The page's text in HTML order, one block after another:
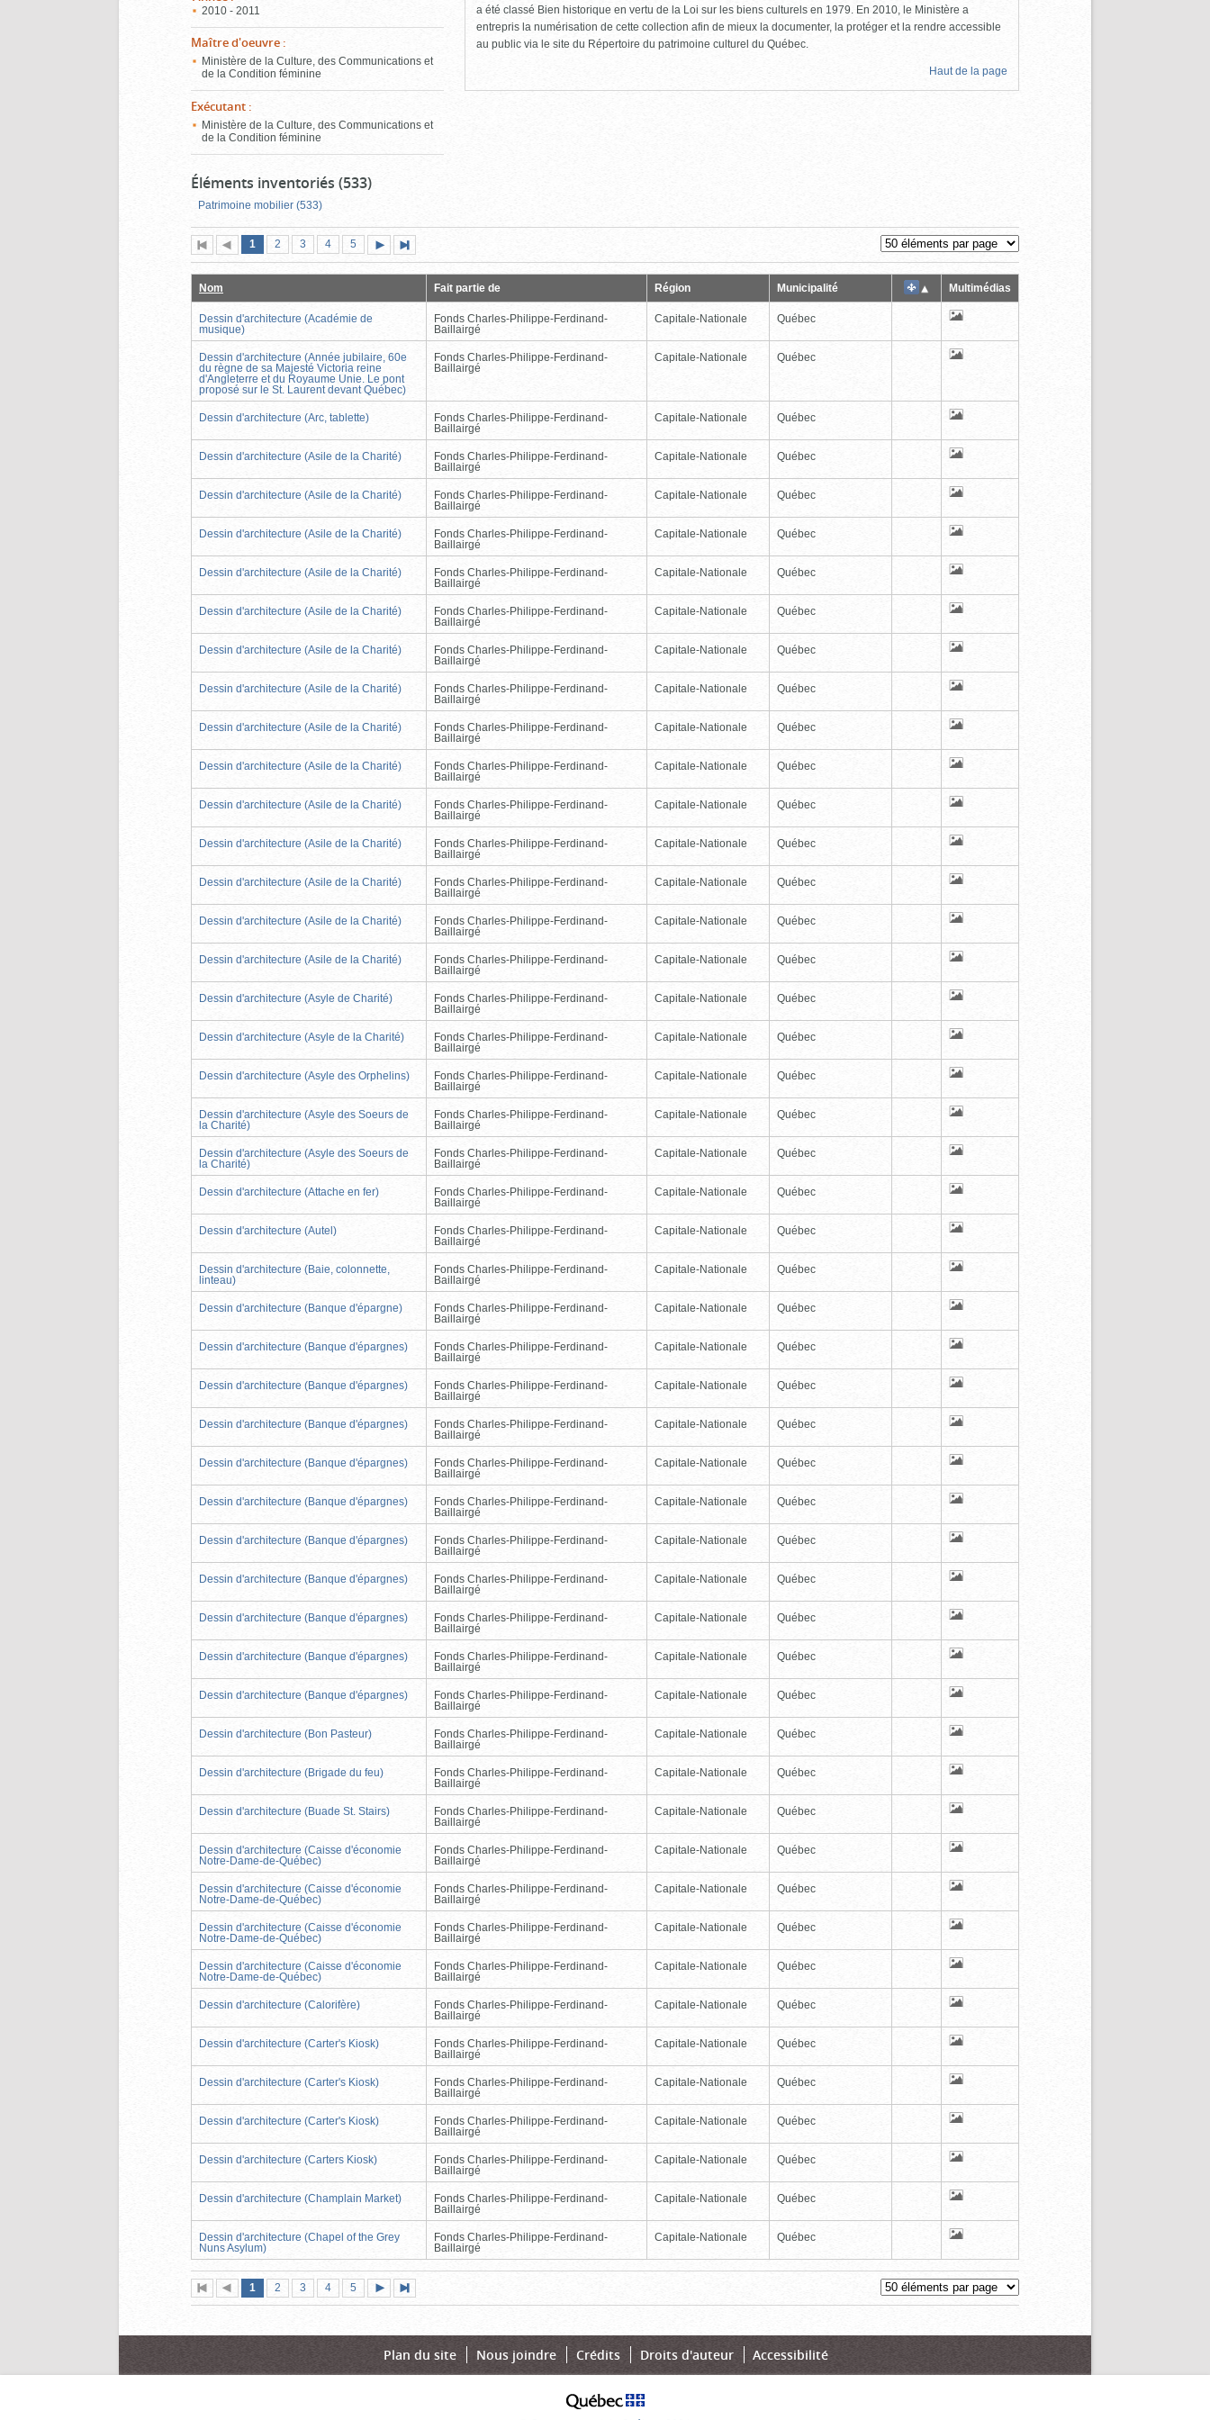
2010 - 2011
Maître d'oeuvre :
Ministère de la Culture, des Communications et
de la Condition féminine
Exécutant :
Ministère de la Culture, des Communications et
de la Condition féminine
a été classé Bien historique en vertu de la Loi sur les biens culturels en 1979. En 2010, le Ministère a
entrepris la numérisation de cette collection afin de mieux la documenter, la protéger et la rendre accessible
au public via le site du Répertoire du patrimoine culturel du Québec.
Haut de la page
Éléments inventoriés (533)
Patrimoine mobilier (533)
Première
page
Page
précédente
Page
1 (page
actuelle)
Page
2 Page
3 Page
4 Page
5
suivante
page
Nom Fait partie de Région Municipalité Multimédias
Dessin d'architecture (Académie de
musique)
Fonds Charles-Philippe-Ferdinand-
Baillairgé
Capitale-Nationale Québec
Dessin d'architecture (Année jubilaire, 60e
du règne de sa Majesté Victoria reine
d'Angleterre et du Royaume Unie. Le pont
proposé sur le St. Laurent devant Québec)
Fonds Charles-Philippe-Ferdinand-
Baillairgé
Capitale-Nationale Québec
Dessin d'architecture (Arc, tablette)
Fonds Charles-Philippe-Ferdinand-
Baillairgé
Capitale-Nationale Québec
Dessin d'architecture (Asile de la Charité)
Fonds Charles-Philippe-Ferdinand-
Baillairgé
Capitale-Nationale Québec
Dessin d'architecture (Asile de la Charité)
Fonds Charles-Philippe-Ferdinand-
Baillairgé
Capitale-Nationale Québec
Dessin d'architecture (Asile de la Charité)
Fonds Charles-Philippe-Ferdinand-
Baillairgé
Capitale-Nationale Québec
Dessin d'architecture (Asile de la Charité)
Fonds Charles-Philippe-Ferdinand-
Baillairgé
Capitale-Nationale Québec
Dessin d'architecture (Asile de la Charité)
Fonds Charles-Philippe-Ferdinand-
Baillairgé
Capitale-Nationale Québec
Dessin d'architecture (Asile de la Charité)
Fonds Charles-Philippe-Ferdinand-
Baillairgé
Capitale-Nationale Québec
Dessin d'architecture (Asile de la Charité)
Fonds Charles-Philippe-Ferdinand-
Baillairgé
Capitale-Nationale Québec
Dessin d'architecture (Asile de la Charité)
Fonds Charles-Philippe-Ferdinand-
Baillairgé
Capitale-Nationale Québec
Dessin d'architecture (Asile de la Charité)
Fonds Charles-Philippe-Ferdinand-
Baillairgé
Capitale-Nationale Québec
Dessin d'architecture (Asile de la Charité)
Fonds Charles-Philippe-Ferdinand-
Baillairgé
Capitale-Nationale Québec
Dessin d'architecture (Asile de la Charité)
Fonds Charles-Philippe-Ferdinand-
Baillairgé
Capitale-Nationale Québec
Dessin d'architecture (Asile de la Charité)
Fonds Charles-Philippe-Ferdinand-
Baillairgé
Capitale-Nationale Québec
Dessin d'architecture (Asile de la Charité)
Fonds Charles-Philippe-Ferdinand-
Baillairgé
Capitale-Nationale Québec
Dessin d'architecture (Asile de la Charité)
Fonds Charles-Philippe-Ferdinand-
Baillairgé
Capitale-Nationale Québec
Dessin d'architecture (Asyle de Charité)
Fonds Charles-Philippe-Ferdinand-
Baillairgé
Capitale-Nationale Québec
Dessin d'architecture (Asyle de la Charité)
Fonds Charles-Philippe-Ferdinand-
Baillairgé
Capitale-Nationale Québec
Dessin d'architecture (Asyle des Orphelins)
Fonds Charles-Philippe-Ferdinand-
Baillairgé
Capitale-Nationale Québec
Dessin d'architecture (Asyle des Soeurs de
la Charité)
Fonds Charles-Philippe-Ferdinand-
Baillairgé
Capitale-Nationale Québec
Dessin d'architecture (Asyle des Soeurs de
la Charité)
Fonds Charles-Philippe-Ferdinand-
Baillairgé
Capitale-Nationale Québec
Dessin d'architecture (Attache en fer)
Fonds Charles-Philippe-Ferdinand-
Baillairgé
Capitale-Nationale Québec
Dessin d'architecture (Autel)
Fonds Charles-Philippe-Ferdinand-
Baillairgé
Capitale-Nationale Québec
Dessin d'architecture (Baie, colonnette,
linteau)
Fonds Charles-Philippe-Ferdinand-
Baillairgé
Capitale-Nationale Québec
Dessin d'architecture (Banque d'épargne)
Fonds Charles-Philippe-Ferdinand-
Baillairgé
Capitale-Nationale Québec
Dessin d'architecture (Banque d'épargnes)
Fonds Charles-Philippe-Ferdinand-
Baillairgé
Capitale-Nationale Québec
Dessin d'architecture (Banque d'épargnes)
Fonds Charles-Philippe-Ferdinand-
Baillairgé
Capitale-Nationale Québec
Dessin d'architecture (Banque d'épargnes)
Fonds Charles-Philippe-Ferdinand-
Baillairgé
Capitale-Nationale Québec
Dessin d'architecture (Banque d'épargnes)
Fonds Charles-Philippe-Ferdinand-
Baillairgé
Capitale-Nationale Québec
Dessin d'architecture (Banque d'épargnes)
Fonds Charles-Philippe-Ferdinand-
Baillairgé
Capitale-Nationale Québec
Dessin d'architecture (Banque d'épargnes)
Fonds Charles-Philippe-Ferdinand-
Baillairgé
Capitale-Nationale Québec
Dessin d'architecture (Banque d'épargnes)
Fonds Charles-Philippe-Ferdinand-
Baillairgé
Capitale-Nationale Québec
Dessin d'architecture (Banque d'épargnes)
Fonds Charles-Philippe-Ferdinand-
Baillairgé
Capitale-Nationale Québec
Dessin d'architecture (Banque d'épargnes)
Fonds Charles-Philippe-Ferdinand-
Baillairgé
Capitale-Nationale Québec
Dessin d'architecture (Banque d'épargnes)
Fonds Charles-Philippe-Ferdinand-
Baillairgé
Capitale-Nationale Québec
Dessin d'architecture (Bon Pasteur)
Fonds Charles-Philippe-Ferdinand-
Baillairgé
Capitale-Nationale Québec
Dessin d'architecture (Brigade du feu)
Fonds Charles-Philippe-Ferdinand-
Baillairgé
Capitale-Nationale Québec
Dessin d'architecture (Buade St. Stairs)
Fonds Charles-Philippe-Ferdinand-
Baillairgé
Capitale-Nationale Québec
Dessin d'architecture (Caisse d'économie
Notre-Dame-de-Québec)
Fonds Charles-Philippe-Ferdinand-
Baillairgé
Capitale-Nationale Québec
Dessin d'architecture (Caisse d'économie
Notre-Dame-de-Québec)
Fonds Charles-Philippe-Ferdinand-
Baillairgé
Capitale-Nationale Québec
Dessin d'architecture (Caisse d'économie
Notre-Dame-de-Québec)
Fonds Charles-Philippe-Ferdinand-
Baillairgé
Capitale-Nationale Québec
Dessin d'architecture (Caisse d'économie
Notre-Dame-de-Québec)
Fonds Charles-Philippe-Ferdinand-
Baillairgé
Capitale-Nationale Québec
Dessin d'architecture (Calorifère)
Fonds Charles-Philippe-Ferdinand-
Baillairgé
Capitale-Nationale Québec
Dessin d'architecture (Carter's Kiosk)
Fonds Charles-Philippe-Ferdinand-
Baillairgé
Capitale-Nationale Québec
Dessin d'architecture (Carter's Kiosk)
Fonds Charles-Philippe-Ferdinand-
Baillairgé
Capitale-Nationale Québec
Dessin d'architecture (Carter's Kiosk)
Fonds Charles-Philippe-Ferdinand-
Baillairgé
Capitale-Nationale Québec
Dessin d'architecture (Carters Kiosk)
Fonds Charles-Philippe-Ferdinand-
Baillairgé
Capitale-Nationale Québec
Dessin d'architecture (Champlain Market)
Fonds Charles-Philippe-Ferdinand-
Baillairgé
Capitale-Nationale Québec
Dessin d'architecture (Chapel of the Grey
Nuns Asylum)
Fonds Charles-Philippe-Ferdinand-
Baillairgé
Capitale-Nationale Québec
Première
page
Page
précédente
Page
1 (page
actuelle)
Page
2 Page
3 Page
4 Page
5
suivante
page
Plan du site Nous joindre Crédits Droits d'auteur Accessibilité